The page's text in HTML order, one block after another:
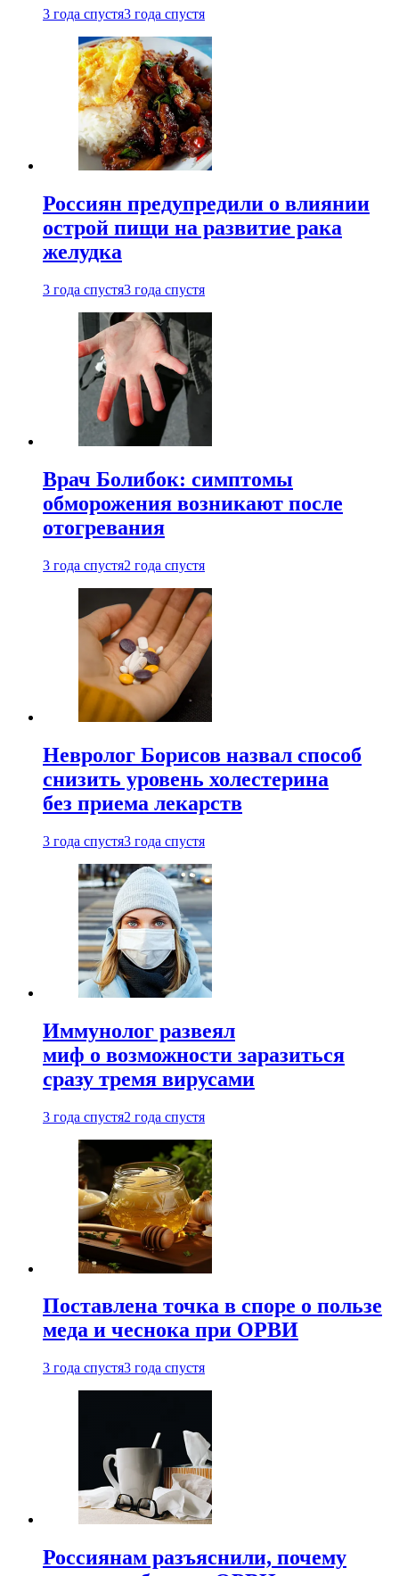
3 года спустя3 года спустя
Россиян предупредили о влиянии
острой пищи на развитие рака
желудка
3 года спустя3 года спустя
Врач Болибок: симптомы
обморожения возникают после
отогревания
3 года спустя2 года спустя
Невролог Борисов назвал способ
снизить уровень холестерина
без приема лекарств
3 года спустя3 года спустя
Иммунолог развеял
миф о возможности заразиться
сразу тремя вирусами
3 года спустя2 года спустя
Поставлена точка в споре о пользе
меда и чеснока при ОРВИ
3 года спустя3 года спустя
Россиянам разъяснили, почему